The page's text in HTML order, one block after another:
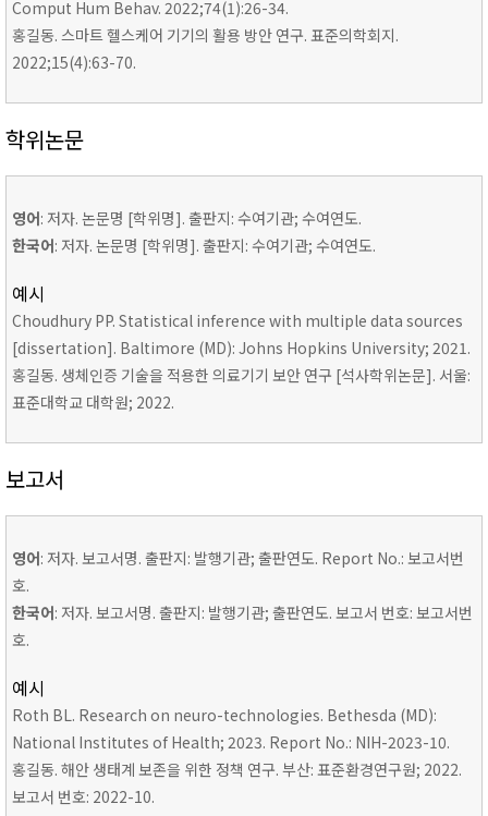
Comput Hum Behav. 2022;74(1):26-34.
홍길동. 스마트 헬스케어 기기의 활용 방안 연구. 표준의학회지.
2022;15(4):63-70.
학위논문
영어: 저자. 논문명 [학위명]. 출판지: 수여기관; 수여연도.
한국어: 저자. 논문명 [학위명]. 출판지: 수여기관; 수여연도.
예시
Choudhury PP. Statistical inference with multiple data sources
[dissertation]. Baltimore (MD): Johns Hopkins University; 2021.
홍길동. 생체인증 기술을 적용한 의료기기 보안 연구 [석사학위논문]. 서울:
표준대학교 대학원; 2022.
보고서
영어: 저자. 보고서명. 출판지: 발행기관; 출판연도. Report No.: 보고서번
호.
한국어: 저자. 보고서명. 출판지: 발행기관; 출판연도. 보고서 번호: 보고서번
호.
예시
Roth BL. Research on neuro-technologies. Bethesda (MD):
National Institutes of Health; 2023. Report No.: NIH-2023-10.
홍길동. 해안 생태계 보존을 위한 정책 연구. 부산: 표준환경연구원; 2022.
보고서 번호: 2022-10.